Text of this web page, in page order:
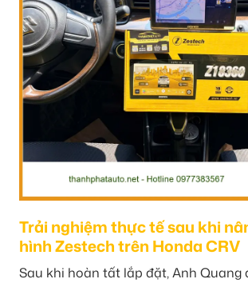
Trải nghiệm thực tế sau khi
hình Zestech trên Honda CRV
Sau khi hoàn tất lắp đặt, Anh Quang